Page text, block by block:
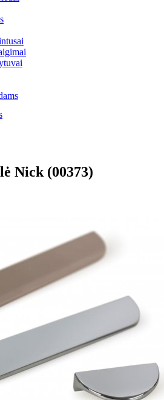
Nick (00373)